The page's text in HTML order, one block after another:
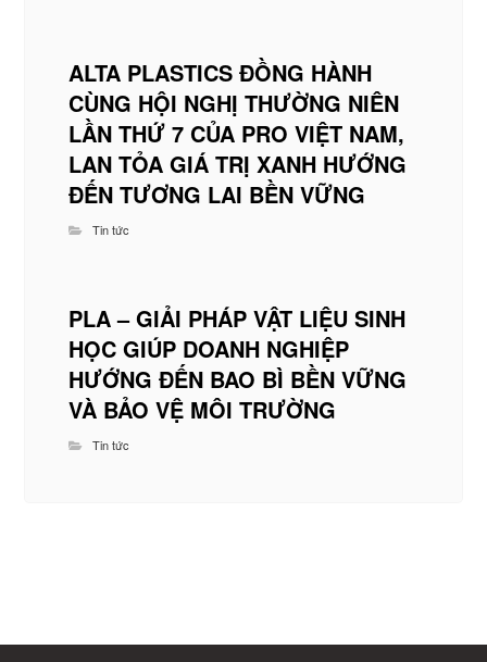
ALTA PLASTICS ĐỒNG HÀNH
CÙNG HỘI NGHỊ THƯỜNG NIÊN
LẦN THỨ 7 CỦA PRO VIỆT NAM,
LAN TỎA GIÁ TRỊ XANH HƯỚNG
ĐẾN TƯƠNG LAI BỀN VỮNG
Tin tức
PLA – GIẢI PHÁP VẬT LIỆU SINH
HỌC GIÚP DOANH NGHIỆP
HƯỚNG ĐẾN BAO BÌ BỀN VỮNG
VÀ BẢO VỆ MÔI TRƯỜNG
Tin tức